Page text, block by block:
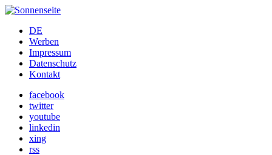
Skip
contentDE
Werben
Impressum
Datenschutz
Kontakt
facebook
twitter
youtube
linkedin
xing
rss